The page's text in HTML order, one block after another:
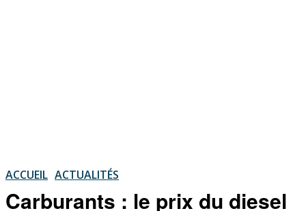
ACCUEIL ACTUALITÉS
Carburants : le prix du diesel